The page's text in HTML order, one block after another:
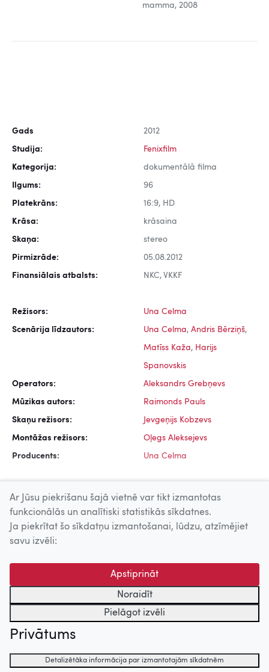
mamma, 2008
Gads 2012
Studija: Fenixfilm
Kategorija: dokumentālā filma
Ilgums: 96
Platekrāns: 16:9, HD
Krāsa: krāsaina
Skaņa: stereo
Pirmizrāde: 05.08.2012
Finansiālais atbalsts: NKC, VKKF
Režisors: Una Celma
Scenārija līdzautors: Una Celma, Andris Bērziņš,
Matīss Kaža, Harijs
Spanovskis
Operators: Aleksandrs Grebņevs
Mūzikas autors: Raimonds Pauls
Skaņu režisors: Jevgeņijs Kobzevs
Montāžas režisors: Oļegs Aleksejevs
Producents: Una Celma
Uz augšu
© 2026 Nacionālais Kino centrs, Kultūras informācijas sistēmu
centrs. Sadarbības partneris: Latvijas Valsts
kinofotofonodokumentu arhīvs.
Ar Jūsu piekrišanu šajā vietnē var tikt izmantotas
funkcionālās un analītiski statistikās sīkdatnes.
Ja piekrītat šo sīkdatņu izmantošanai, lūdzu, atzīmējiet
savu izvēli:
Apstiprināt
Noraidīt
Pielāgot izvēli
Privātums
Detalizētāka informācija par izmantotajām sīkdatnēm